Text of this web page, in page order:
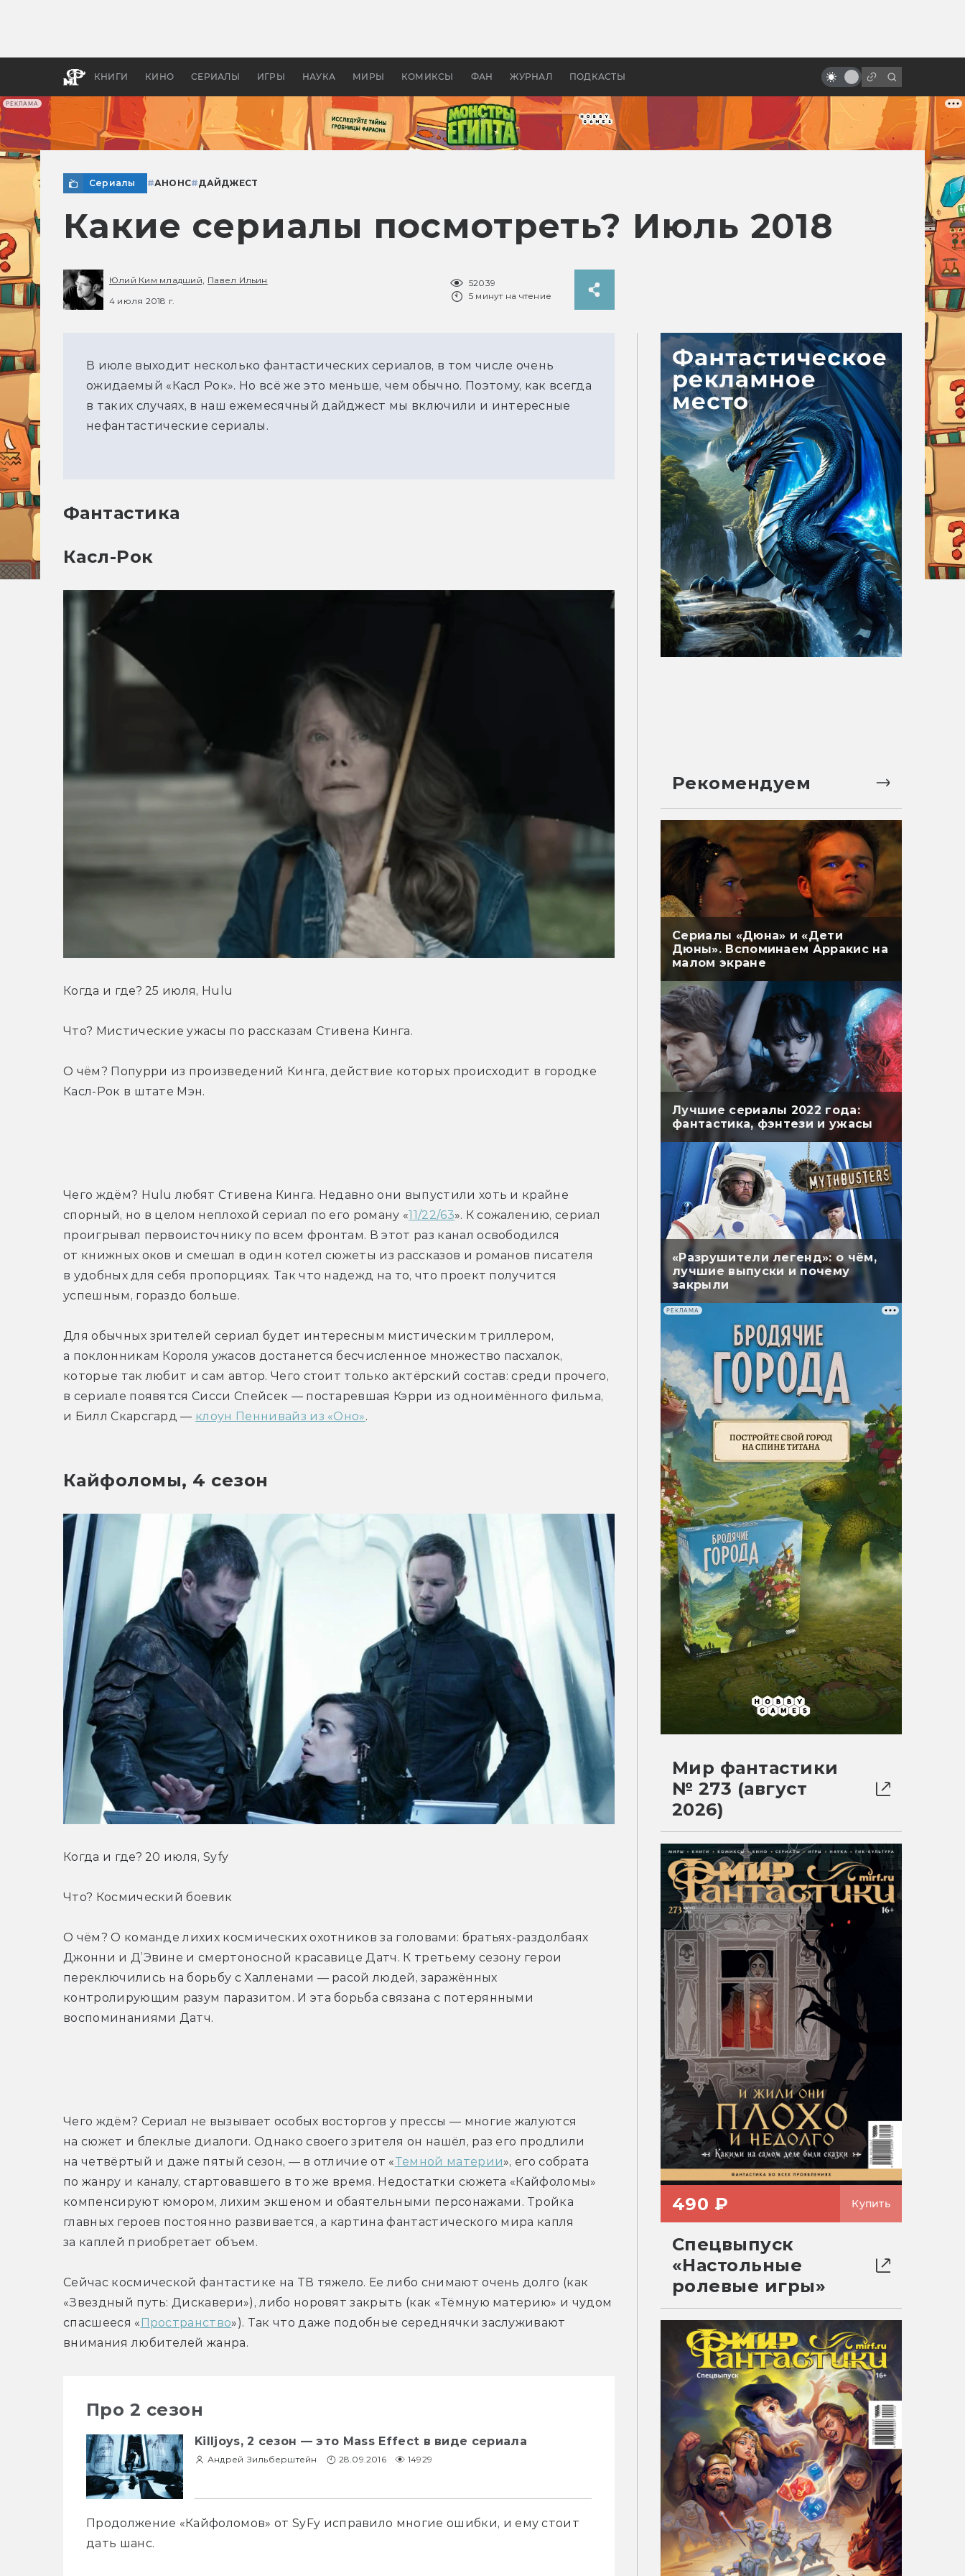
РЕКЛАМА
КНИГИ КИНО СЕРИАЛЫ ИГРЫ НАУКА МИРЫ КОМИКСЫ ФАН ЖУРНАЛ ПОДКАСТЫ
апокалипсис, в России —
бы «Властелина колец»
опоздавшего на десятилетие
Сериалы #АНОНС#ДАЙДЖЕСТ
Какие сериалы посмотреть? Июль 2018
Юлий Ким младший, Павел Ильин
4 июля 2018 г.
52039
5 минут на чтение
В июле выходит несколько фантастических сериалов, в том числе очень
ожидаемый «Касл Рок». Но всё же это меньше, чем обычно. Поэтому, как всегда
в таких случаях, в наш ежемесячный дайджест мы включили и интересные
нефантастические сериалы.
Фантастика
Касл-Рок
Когда и где? 25 июля, Hulu
Что? Мистические ужасы по рассказам Стивена Кинга.
О чём? Попурри из произведений Кинга, действие которых происходит в городке
Касл-Рок в штате Мэн.
Чего ждём? Hulu любят Стивена Кинга. Недавно они выпустили хоть и крайне
спорный, но в целом неплохой сериал по его роману «11/22/63». К сожалению, сериал
проигрывал первоисточнику по всем фронтам. В этот раз канал освободился
от книжных оков и смешал в один котел сюжеты из рассказов и романов писателя
в удобных для себя пропорциях. Так что надежд на то, что проект получится
успешным, гораздо больше.
Для обычных зрителей сериал будет интересным мистическим триллером,
а поклонникам Короля ужасов достанется бесчисленное множество пасхалок,
которые так любит и сам автор. Чего стоит только актёрский состав: среди прочего,
в сериале появятся Сисси Спейсек — постаревшая Кэрри из одноимённого фильма,
и Билл Скарсгард — клоун Пеннивайз из «Оно».
Кайфоломы, 4 сезон
Когда и где? 20 июля, Syfy
Что? Космический боевик
О чём? О команде лихих космических охотников за головами: братьях-раздолбаях
Джонни и Д’Эвине и смертоносной красавице Датч. К третьему сезону герои
переключились на борьбу с Халленами — расой людей, заражённых
контролирующим разум паразитом. И эта борьба связана с потерянными
воспоминаниями Датч.
Чего ждём? Сериал не вызывает особых восторгов у прессы — многие жалуются
на сюжет и блеклые диалоги. Однако своего зрителя он нашёл, раз его продлили
на четвёртый и даже пятый сезон, — в отличие от «Темной материи», его собрата
по жанру и каналу, стартовавшего в то же время. Недостатки сюжета «Кайфоломы»
компенсируют юмором, лихим экшеном и обаятельными персонажами. Тройка
главных героев постоянно развивается, а картина фантастического мира капля
за каплей приобретает объем.
Сейчас космической фантастике на ТВ тяжело. Ее либо снимают очень долго (как
«Звездный путь: Дискавери»), либо норовят закрыть (как «Тёмную материю» и чудом
спасшееся « Пространство»). Так что даже подобные середнячки заслуживают
внимания любителей жанра.
Про 2 сезон
Killjoys, 2 сезон — это Mass Effect в виде сериала
Андрей Зильберштейн 28.09.2016 14929
Продолжение «Кайфоломов» от SyFy исправило многие ошибки, и ему стоит
дать шанс.
Рекомендуем
Сериалы «Дюна» и «Дети
Дюны». Вспоминаем Арракис на
малом экране
Лучшие сериалы 2022 года:
фантастика, фэнтези и ужасы
«Разрушители легенд»: о чём,
лучшие выпуски и почему
закрыли
РЕКЛАМА
Мир фантастики
№ 273 (август
2026)
490 ₽ Купить
Спецвыпуск
«Настольные
ролевые игры»